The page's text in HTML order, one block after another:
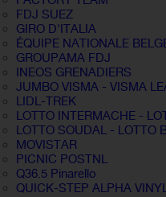
FDJ SUEZ
GIRO D'ITALIA
ÉQUIPE NATIONALE
GROUPAMA FDJ
INEOS GRENADIERS
JUMBO VISMA - VISMA
LIDL-TREK
LOTTO INTERMACHE -
LOTTO SOUDAL - LOTTO
MOVISTAR
PICNIC POSTNL
Q36.5 Pinarello
QUICK-STEP ALPHA